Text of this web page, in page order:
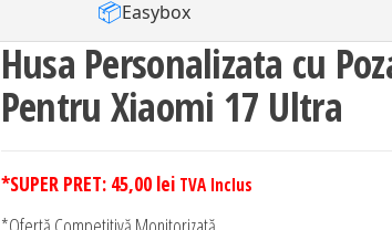
📦Easybox
Husa Personalizata cu
Pentru Xiaomi 17 Ultra
*SUPER PRET: 45,00 lei TVA Inclus